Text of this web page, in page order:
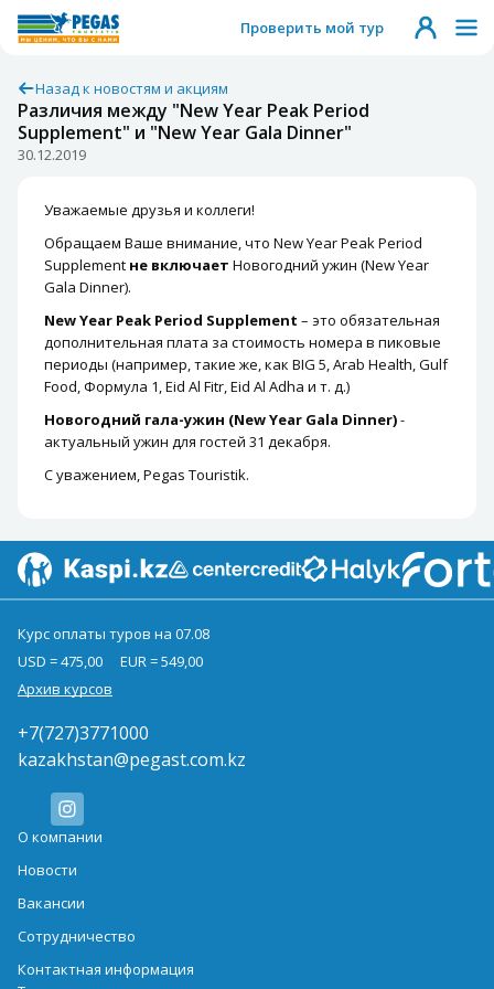
Проверить мой тур
Назад к новостям и акциям
Различия между "New Year Peak Period
Supplement" и "New Year Gala Dinner"
30.12.2019
Уважаемые друзья и коллеги!
Обращаем Ваше внимание, что New Year Peak Period
Supplement не включает Новогодний ужин (New Year
Gala Dinner).
New Year Peak Period Supplement – это обязательная
дополнительная плата за стоимость номера в пиковые
периоды (например, такие же, как BIG 5, Arab Health, Gulf
Food, Формула 1, Eid Al Fitr, Eid Al Adha и т. д.)
Новогодний гала-ужин (New Year Gala Dinner)-
актуальный ужин для гостей 31 декабря.
С уважением, Pegas Touristik.
Курс оплаты туров на 07.08
USD = 475,00
EUR = 549,00
Архив курсов
+7(727)3771000
kazakhstan@pegast.com.kz
О компании
Новости
Вакансии
Сотрудничество
Контактная информация